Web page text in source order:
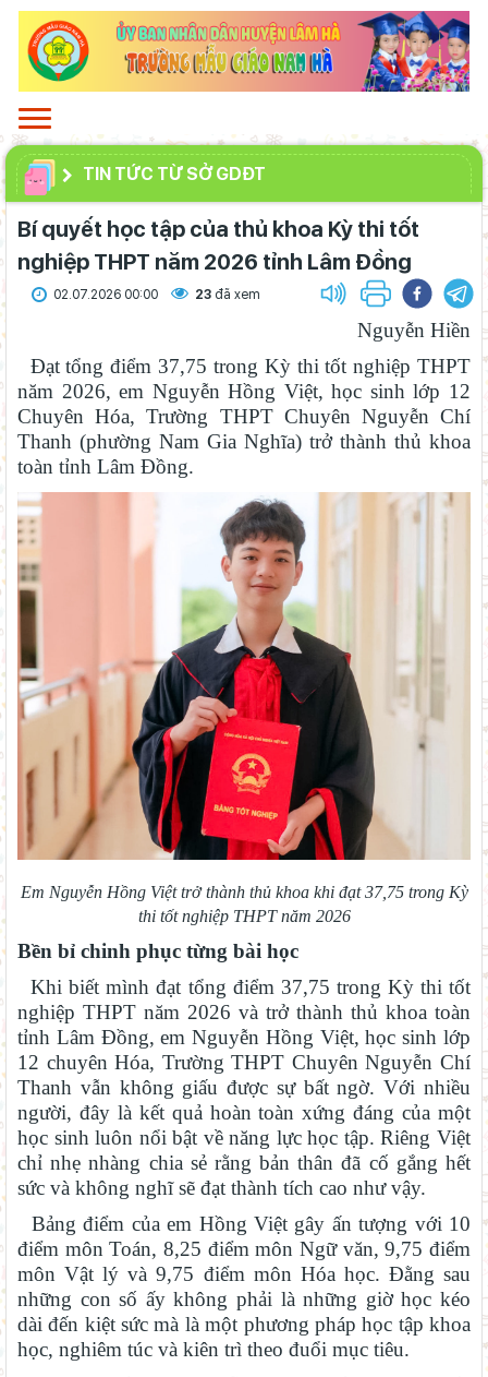
TIN TỨC TỪ SỞ GDĐT
Bí quyết học tập của thủ khoa Kỳ thi tốt
nghiệp THPT năm 2026 tỉnh Lâm Đồng
02.07.2026 00:00 23 đã xem
Nguyễn Hiền
Đạt tổng điểm 37,75 trong Kỳ thi tốt nghiệp THPT
năm 2026, em Nguyễn Hồng Việt, học sinh lớp 12
Chuyên Hóa, Trường THPT Chuyên Nguyễn Chí
Thanh (phường Nam Gia Nghĩa) trở thành thủ khoa
toàn tỉnh Lâm Đồng.
Em Nguyễn Hồng Việt trở thành thủ khoa khi đạt 37,75 trong Kỳ
thi tốt nghiệp THPT năm 2026
Bền bỉ chinh phục từng bài học
Khi biết mình đạt tổng điểm 37,75 trong Kỳ thi tốt
nghiệp THPT năm 2026 và trở thành thủ khoa toàn
tỉnh Lâm Đồng, em Nguyễn Hồng Việt, học sinh lớp
12 chuyên Hóa, Trường THPT Chuyên Nguyễn Chí
Thanh vẫn không giấu được sự bất ngờ. Với nhiều
người, đây là kết quả hoàn toàn xứng đáng của một
học sinh luôn nổi bật về năng lực học tập. Riêng Việt
chỉ nhẹ nhàng chia sẻ rằng bản thân đã cố gắng hết
sức và không nghĩ sẽ đạt thành tích cao như vậy.
Bảng điểm của em Hồng Việt gây ấn tượng với 10
điểm môn Toán, 8,25 điểm môn Ngữ văn, 9,75 điểm
môn Vật lý và 9,75 điểm môn Hóa học. Đằng sau
những con số ấy không phải là những giờ học kéo
dài đến kiệt sức mà là một phương pháp học tập khoa
học, nghiêm túc và kiên trì theo đuổi mục tiêu.